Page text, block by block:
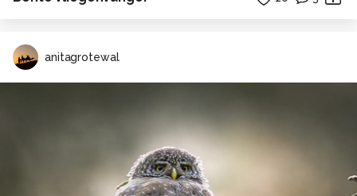
anitagrotewal